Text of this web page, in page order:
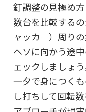
釘調整の見極め
数台を比較する
ャッカー）周り
ヘソに向かう途
ェックしましょ
一夕で身につく
し打ちして回転